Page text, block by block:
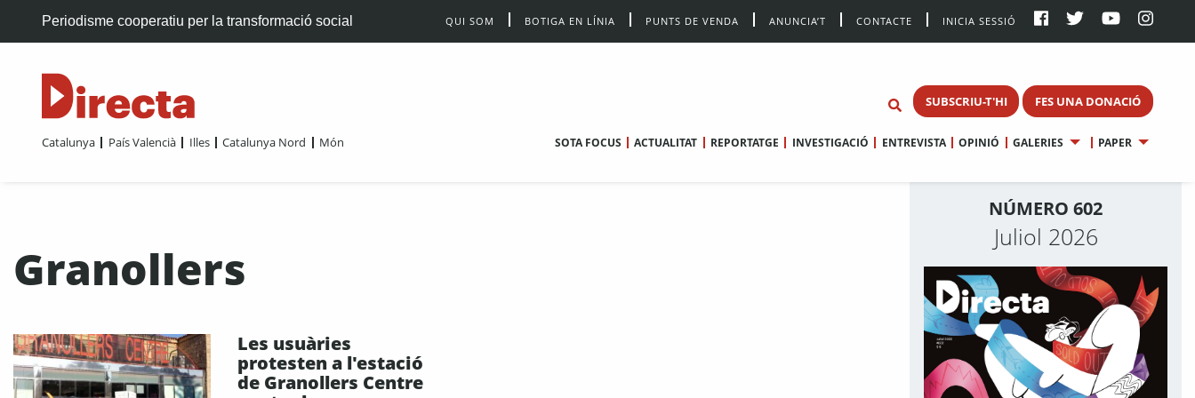
Periodisme cooperatiu per la transformació social QUI SOM BOTIGA EN LÍNIA PUNTS DE VENDA ANUNCIA’T CONTACTE INICIA SESSIÓ
SUBSCRIU-T'HI FES UNA DONACIÓ
Catalunya País Valencià Illes Catalunya Nord Món SOTA FOCUS ACTUALITAT REPORTATGE INVESTIGACIÓ ENTREVISTA OPINIÓ GALERIES PAPER
Granollers
Les usuàries
protesten a l'estació
de Granollers Centre
NÚMERO 602
Juliol 2026